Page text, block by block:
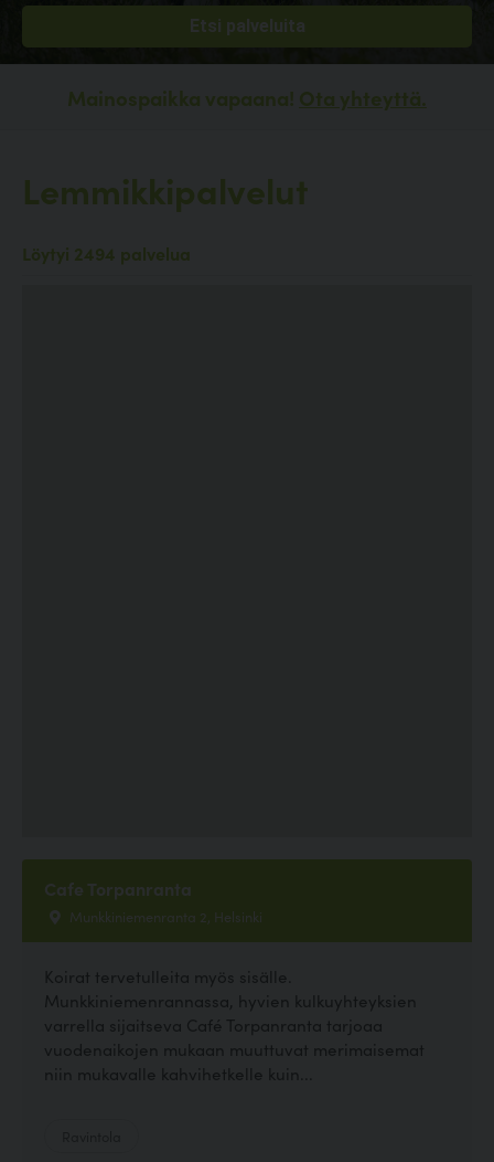
Mainospaikka vapaana! Ota yhteyttä.
Lemmikkipalvelut
Löytyi 2494 palvelua
Cafe Torpanranta
Munkkiniemenranta 2, Helsinki
Koirat tervetulleita myös sisälle.
Munkkiniemenrannassa, hyvien kulkuyhteyksien
varrella sijaitseva Café Torpanranta tarjoaa
vuodenaikojen mukaan muuttuvat merimaisemat
niin mukavalle kahvihetkelle kuin...